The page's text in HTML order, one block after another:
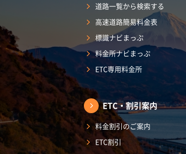
道路一覧から検索する
高速道路簡易料金表
標識ナビまっぷ
料金所ナビまっぷ
ETC専用料金所
ETC・割引案内
料金割引のご案内
ETC割引